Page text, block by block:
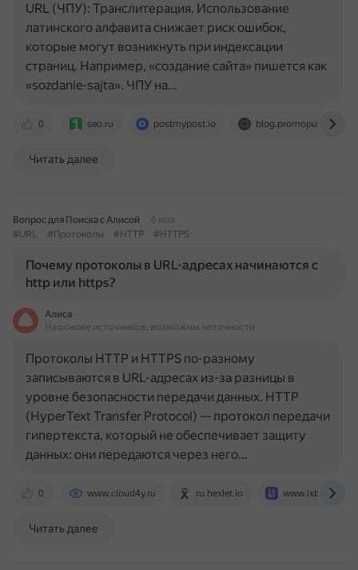
0 seo.ru postmypost.io blog.promopult.ru
URL (ЧПУ): Транслитерация. Использование
латинского алфавита снижает риск ошибок,
которые могут возникнуть при индексации
страниц. Например, «создание сайта» пишется как
«sozdanie-sajta». ЧПУ на…
Читать далее
Вопрос для Поиска с Алисой
6 мая
#URL
#Протоколы #HTTP #HTTPS
Почему протоколы в URL-адресах начинаются с
http или https?
Алиса
На основе источников, возможны неточности
0 www.cloud4y.ru ru.hexlet.io www.ixbt.com
Протоколы HTTP и HTTPS по-разному
записываются в URL-адресах из-за разницы в
уровне безопасности передачи данных. HTTP
(HyperText Transfer Protocol) — протокол передачи
гипертекста, который не обеспечивает защиту
данных: они передаются через него…
Читать далее